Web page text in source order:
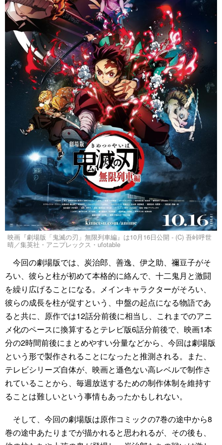
映画『劇場版「鬼滅の刃」無限列車編』は10月16日公開 - (C) 吾峠呼世
晴／集英社・アニプレックス・ufotable
今回の劇場版では、炭治郎、善逸、伊之助、禰豆子がそ
ろい、彼らと柱が初めて本格的に絡んで、十二鬼月と激闘
を繰り広げることになる。メインキャラクターがそろい、
彼らの成長を柱が促すという、中盤の起点になる物語であ
ると共に、原作では12話分前後に相当し、これまでのアニ
メ化のペースに換算するとテレビ版6話分前後で、映画1本
分の2時間前後にまとめやすい分量などから、今回は劇場版
という形で製作されることになったと推測される。また、
テレビシリーズ自体が、映画と遜色ない高レベルで制作さ
れていることから、毎週放送するための制作体制を維持す
ることは難しいという事情もあったかもしれない。
そして、今回の劇場版は原作コミックの7巻の途中から8
巻の途中あたりまでが描かれると思われるが、その後も、